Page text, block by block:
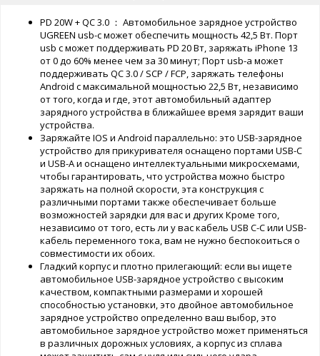
PD 20W + QC 3.0 ： Автомобильное зарядное устройство
UGREEN usb-c может обеспечить мощность 42,5 Вт. Порт
usb c может поддерживать PD 20 Вт, заряжать iPhone 13
от 0 до 60% менее чем за 30 минут; Порт usb-a может
поддерживать QC 3.0 / SCP / FCP, заряжать телефоны
Android с максимальной мощностью 22,5 Вт, независимо
от того, когда и где, этот автомобильный адаптер
зарядного устройства в ближайшее время зарядит ваши
устройства.
Заряжайте IOS и Android параллельно: это USB-зарядное
устройство для прикуривателя оснащено портами USB-C
и USB-A и оснащено интеллектуальными микросхемами,
чтобы гарантировать, что устройства можно быстро
заряжать на полной скорости, эта конструкция с
различными портами также обеспечивает больше
возможностей зарядки для вас и других Кроме того,
независимо от того, есть ли у вас кабель USB C-C или USB-
кабель переменного тока, вам не нужно беспокоиться о
совместимости их обоих.
Гладкий корпус и плотно прилегающий: если вы ищете
автомобильное USB-зарядное устройство с высоким
качеством, компактными размерами и хорошей
способностью установки, это двойное автомобильное
зарядное устройство определенно ваш выбор, это
автомобильное зарядное устройство может применяться
в различных дорожных условиях, а корпус из сплава